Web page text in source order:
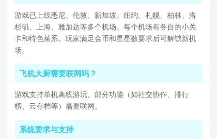
游戏已上线悉尼、伦敦、新加坡、纽约、札幌、柏林、洛
杉矶、上海、雅加达等多个机场。每个机场有各自的小关
卡和特色菜系。玩家满足金币和星星数要求后可解锁新机
场。
飞机大厨需要联网吗？
游戏支持单机离线游玩。部分功能（如社交协作、排行
榜、云存档等）需要联网。
系统要求与支持